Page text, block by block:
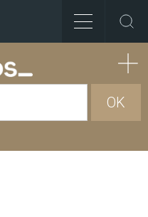
OK